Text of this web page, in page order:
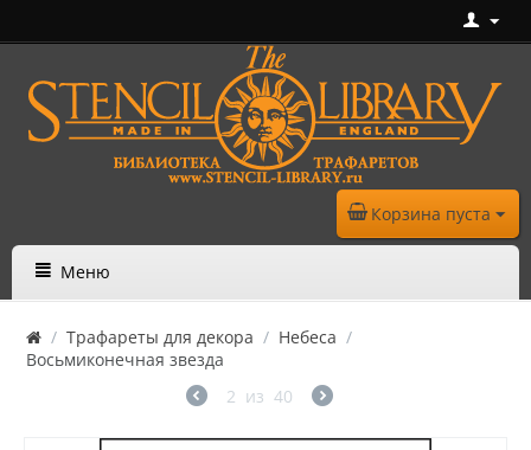
Корзина пуста
Меню
/ Трафареты для декора / Небеса /
Восьмиконечная звезда
2 из 40